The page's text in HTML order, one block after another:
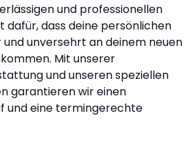
und professionellen
dafür, dass deine persönlichen
unversehrt an deinem neuen
Mit unserer
und unseren speziellen
garantieren wir einen
und eine termingerechte